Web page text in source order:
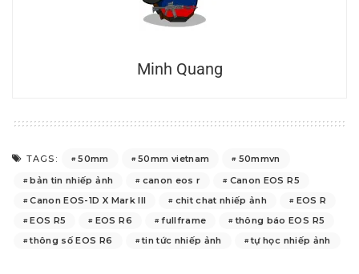
Minh Quang
TAGS: 50mm 50mm vietnam
50mmvn
bản tin nhiếp ảnh
canon eos r
Canon EOS R5
Canon EOS-1D X Mark III
chit chat nhiếp ảnh
EOS R
EOS R5
EOS R6 fullframe
thông báo EOS R5
thông số EOS R6
tin tức nhiếp ảnh tự học nhiếp ảnh